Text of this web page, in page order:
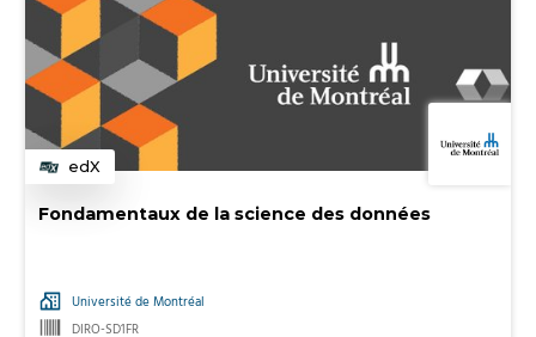
Fondamentaux de la science des données
Université de Montréal
DIRO-SD1FR
Catégorie
edX